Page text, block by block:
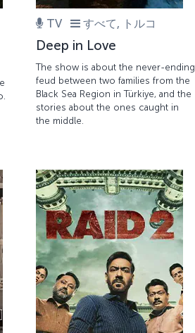
TV すべて, トルコ
Deep in Love
The show is about the never-ending
feud between two families from the
Black Sea Region in Türkiye, and the
stories about the ones caught in
the middle.